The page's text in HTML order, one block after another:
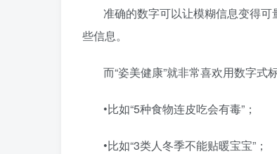
准确的数字可以让模糊信息变得
些信息。
而“姿美健康”就非常喜欢用数字式标
•比如“5种食物连皮吃会有毒”；
•比如“3类人冬季不能贴暖宝宝”；